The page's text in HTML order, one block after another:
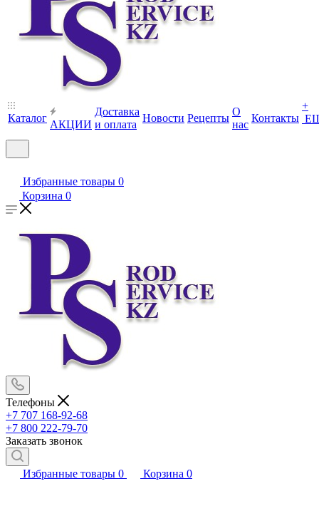
Каталог
АКЦИИ
Доставка
и оплата
Новости Рецепты
О
нас
Контакты
+
Избранные товары 0
Корзина 0
Телефоны
+7 707 168-92-68
+7 800 222-79-70
Заказать звонок
Избранные товары 0 Корзина 0